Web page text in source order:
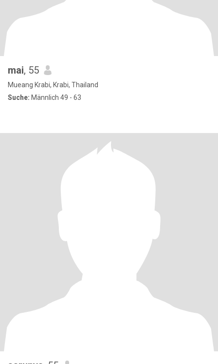
mai, 55
Mueang Krabi, Krabi, Thailand
Suche: Männlich 49 - 63